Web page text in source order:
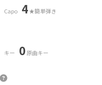
Capo 4★簡単弾き
キー 0原曲キー